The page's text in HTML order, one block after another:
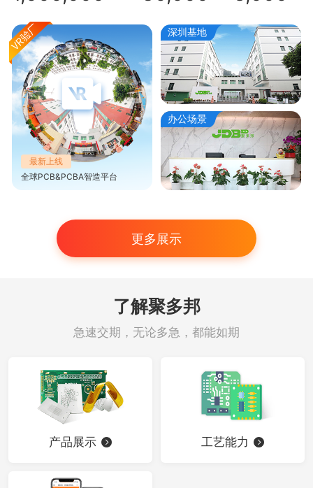
最新上线
全球PCB&PCBA智造平台
深圳基地
办公场景
更多展示
了解聚多邦
急速交期，无论多急，都能如期
产品展示 工艺能力